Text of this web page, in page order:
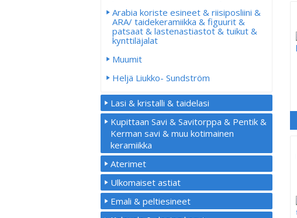
Arabia koriste esineet & riisiposliini &
ARA/ taidekeramiikka & figuurit &
patsaat & lastenastiastot & tuikut &
kynttiläjalat
Muumit
Heljä Liukko- Sundström
Lasi & kristalli & taidelasi
Kupittaan Savi & Savitorppa & Pentik &
Kerman savi & muu kotimainen
keramiikka
Aterimet
Ulkomaiset astiat
Emali & peltiesineet